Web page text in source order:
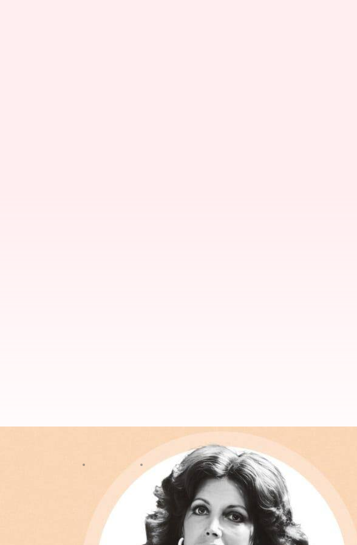
Sederet Film dan Serial Terbaik Gayle
12:14 pm
Aktor veteran Amerika Gayle Hunnicutt, yang menciptakan
baru ini. Dia terkenal karena menulis esai Vanessa Beaumont di